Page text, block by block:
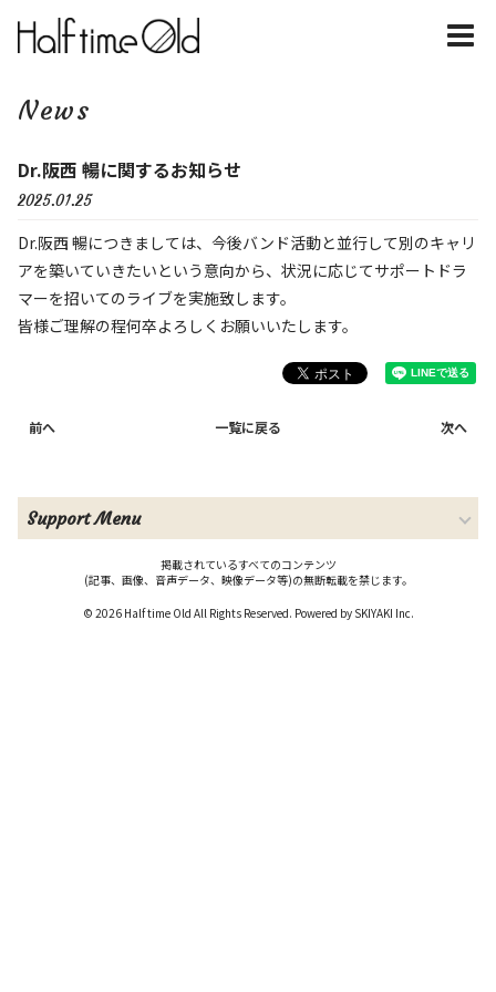
News
Dr.阪西 暢に関するお知らせ
2025.01.25
Dr.阪西 暢につきましては、今後バンド活動と並行して別のキャリ
アを築いていきたいという意向から、状況に応じてサポートドラ
マーを招いてのライブを実施致します。
皆様ご理解の程何卒よろしくお願いいたします。
前へ 一覧に戻る 次へ
Support Menu
掲載されているすべてのコンテンツ
(記事、画像、音声データ、映像データ等)の無断転載を禁じます。
© 2026 Half time Old All Rights Reserved. Powered by SKIYAKI Inc.